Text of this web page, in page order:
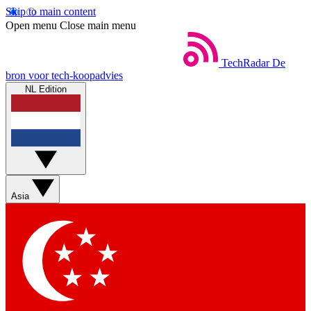
Skip to main content
Open menu Close main menu
TechRadar De
bron voor tech-koopadvies
NL Edition
Asia